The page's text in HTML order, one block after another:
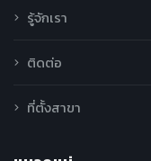
รู้จักเรา
ติดต่อ
ที่ตั้งสาขา